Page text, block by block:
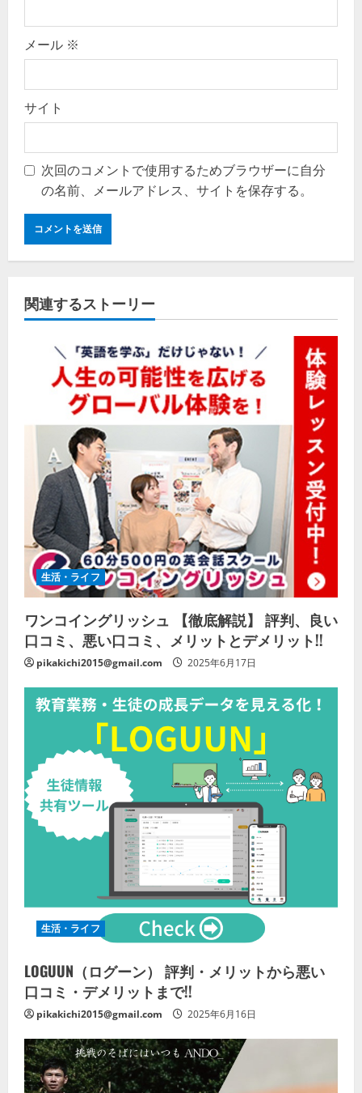
メール ※
サイト
次回のコメントで使用するためブラウザーに自分
の名前、メールアドレス、サイトを保存する。
関連するストーリー
生活・ライフ
ワンコイングリッシュ 【徹底解説】 評判、良い
口コミ、悪い口コミ、メリットとデメリット!!
pikakichi2015@gmail.com 2025年6月17日
生活・ライフ
LOGUUN（ログーン） 評判・メリットから悪い
口コミ・デメリットまで!!
pikakichi2015@gmail.com 2025年6月16日